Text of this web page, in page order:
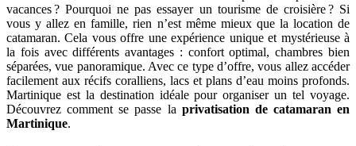
vacances ? Pourquoi ne pas essayer un tourisme de croisière ? Si
vous y allez en famille, rien n’est même mieux que la location de
catamaran. Cela vous offre une expérience unique et mystérieuse à
la fois avec différents avantages : confort optimal, chambres bien
séparées, vue panoramique. Avec ce type d’offre, vous allez accéder
facilement aux récifs coralliens, lacs et plans d’eau moins profonds.
Martinique est la destination idéale pour organiser un tel voyage.
Découvrez comment se passe la privatisation de catamaran en
Martinique.